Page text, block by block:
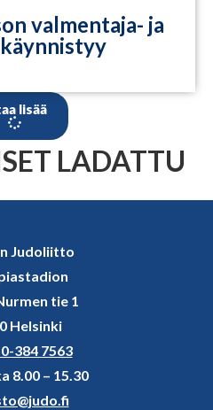
valmentaja- ja
lisää
LADATTU
Judoliitto
tie 1
Helsinki
384 7563
8.00 – 15.30